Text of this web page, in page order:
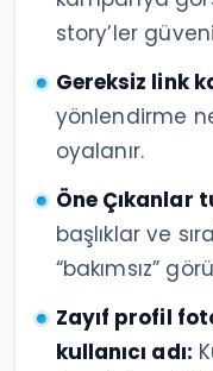
story’ler
Gereksiz link
yönlendirme
oyalanır.
Öne Çıkanlar
başlıklar ve
“bakımsız”
Zayıf profil
kullanıcı adı: